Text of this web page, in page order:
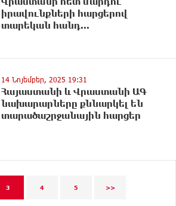
իրավունքների հարցերով
տարեկան հանդ...
14 Նոյեմբեր, 2025 19:31
Հայաստանի և Վրաստանի ԱԳ
նախարարները քննարկել են
տարածաշրջանային հարցեր
3 4 5 >>